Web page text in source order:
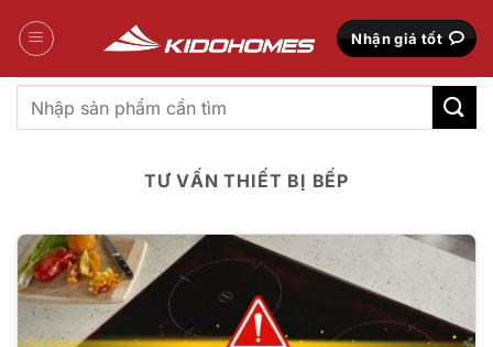
qua
Nhận giá tốt
Tìm
kiếm:
TƯ VẤN THIẾT BỊ BẾP